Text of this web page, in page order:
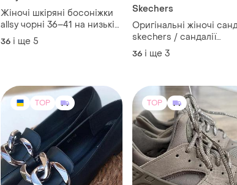
Жіночі шкіряні босоніжки
allsy чорні 36–41 на низькій
підошві
36 і ще 5
Skechers
Оригінальні жіночі
skechers / сандалії
чорного кольору
36 і ще 3
TOP TOP